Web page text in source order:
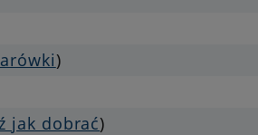
)
jak dobrać)